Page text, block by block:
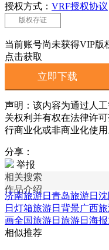
授权方式： VRF授权协议
版权存证
当前账号尚未获得VIP版
点击获取
立即下载
声明：该内容为通过人
关权利并有权在法律许
行商业化或非商业化使用
分享：
举报
相关搜索
作品介绍
济南旅游日 青岛旅游日 沈
日灯箱旅游日背景广西旅
画全国旅游日 旅游日海报
相似推荐